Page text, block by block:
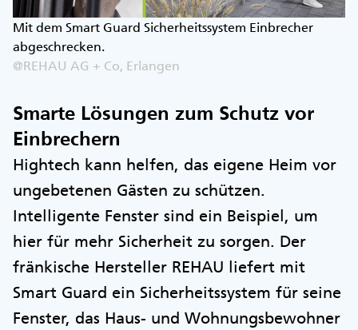
Mit dem Smart Guard Sicherheitssystem Einbrecher
abgeschrecken.
@REHAU AG + Co, Erlangen
Smarte Lösungen zum Schutz vor
Einbrechern
Hightech kann helfen, das eigene Heim vor
ungebetenen Gästen zu schützen.
Intelligente Fenster sind ein Beispiel, um
hier für mehr Sicherheit zu sorgen. Der
fränkische Hersteller REHAU liefert mit
Smart Guard ein Sicherheitssystem für seine
Fenster, das Haus- und Wohnungsbewohner